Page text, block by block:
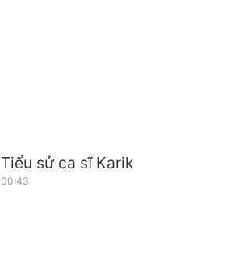
Tiểu sử ca sĩ Karik
00:43